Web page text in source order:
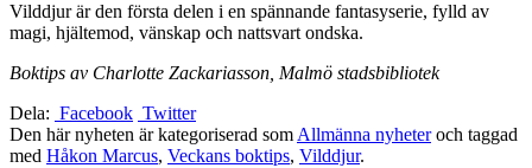
Vilddjur är den första delen i en spännande fantasyserie, fylld av
magi, hjältemod, vänskap och nattsvart ondska.
Boktips av Charlotte Zackariasson, Malmö stadsbibliotek
Dela: Facebook Twitter
Den här nyheten är kategoriserad som Allmänna nyheteroch taggad
med Håkon Marcus, Veckans boktips, Vilddjur.